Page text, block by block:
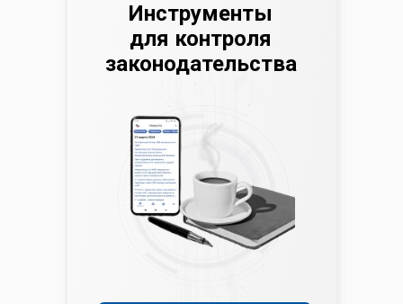
Инструменты
для контроля
законодательства